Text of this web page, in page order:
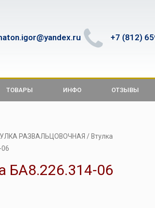
+7 (812)
ТОВАРЫ ИНФО ОТЗЫВЫ
РАЗВАЛЬЦОВОЧНАЯ / Втулка
БА8.226.314-06